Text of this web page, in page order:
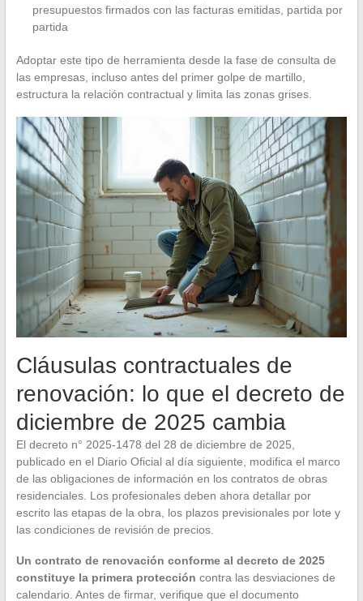
presupuestos firmados con las facturas emitidas, partida por
partida
Adoptar este tipo de herramienta desde la fase de consulta de
las empresas, incluso antes del primer golpe de martillo,
estructura la relación contractual y limita las zonas grises.
Cláusulas contractuales de
renovación: lo que el decreto de
diciembre de 2025 cambia
El decreto n° 2025-1478 del 28 de diciembre de 2025,
publicado en el Diario Oficial al día siguiente, modifica el marco
de las obligaciones de información en los contratos de obras
residenciales. Los profesionales deben ahora detallar por
escrito las etapas de la obra, los plazos previsionales por lote y
las condiciones de revisión de precios.
Un contrato de renovación conforme al decreto de 2025
constituye la primera protección contra las desviaciones de
calendario. Antes de firmar, verifique que el documento